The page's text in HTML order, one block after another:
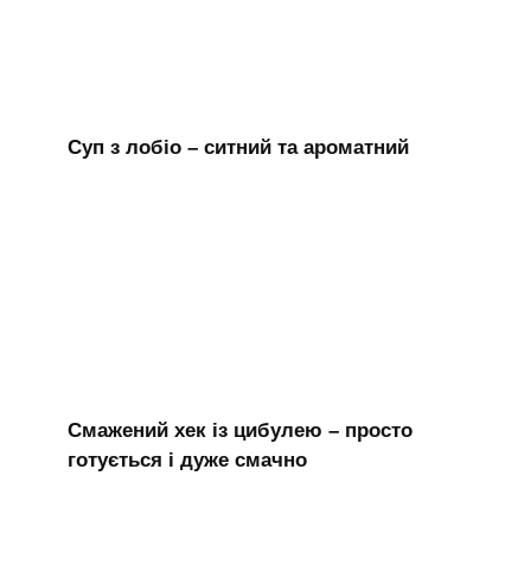
Суп з лобіо – ситний та ароматний
Смажений хек із цибулею – просто
готується і дуже смачно